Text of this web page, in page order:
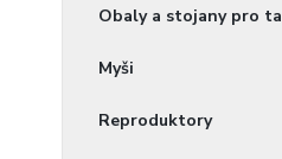
Obaly a stojany pro
Myši
Reproduktory